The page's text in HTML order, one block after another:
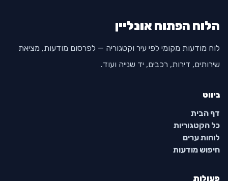
הלוח הפתוח אונליין
לוח מודעות מקומי לפי עיר וקטגוריה — לפרסום מודעות, מציאת
שירותים, דירות, רכבים, יד שנייה ועוד.
ניווט
דף הבית
כל הקטגוריות
לוחות ערים
חיפוש מודעות
פעולות